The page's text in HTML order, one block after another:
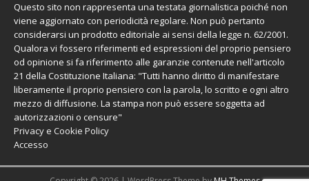
Questo sito non rappresenta una testata giornalistica poiché non
viene aggiornato con periodicità regolare. Non può pertanto
considerarsi un prodotto editoriale ai sensi della legge n. 62/2001.
Qualora vi fossero riferimenti ed espressioni del proprio pensiero
od opinione si fa riferimento alle garanzie contenute nell'articolo
21 della Costituzione Italiana: "Tutti hanno diritto di manifestare
liberamente il proprio pensiero con la parola, lo scritto e ogni altro
mezzo di diffusione. La stampa non può essere soggetta ad
autorizzazioni o censure"
Privacy e Cookie Policy
Accesso